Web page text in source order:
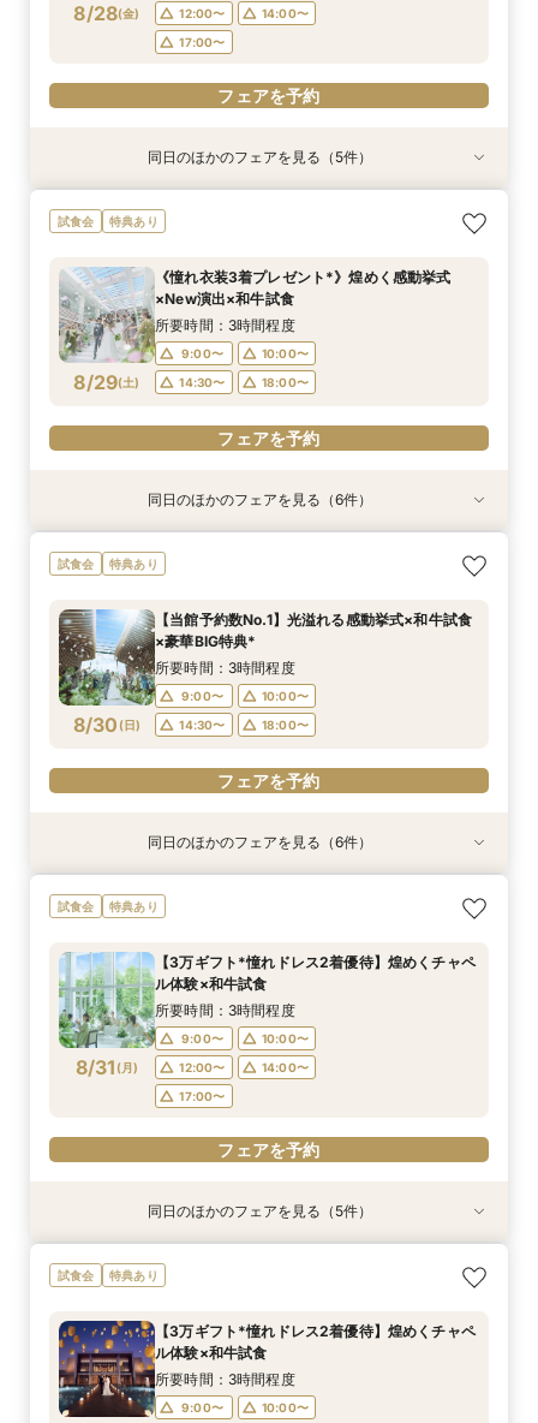
フェアを予約
フェアを予約
フェアを予約
フェアを予約
フェアを予約
8/28(金) 12:00〜
14:00〜
17:00〜
フェアを予約
特典あり
8/28(金)
【初めての見学がお得！】1stステップ相談会＆
試食×予算相談
9:00〜
10:00〜
12:00〜
14:00〜
17:00〜
特典あり
8/28(金)
【6名～30名の少人数婚】挙式＆会食Newプラ
ン誕生！無料試食付
9:00〜
10:00〜
12:00〜
14:00〜
17:00〜
特典あり
8/28(金)
【2件目以降に】ふたりの悩みを解消！3大プレ
花嫁体験付き相談会
9:00〜
10:00〜
12:00〜
14:00〜
17:00〜
8/28(金)
【遠方の方◎スマホで簡単！】オンラインで会場
案内＆相談会♪
9:00〜
10:00〜
12:00〜
16:00〜
18:00〜
8/28(金)
【気軽にサクッと90分♪】まるごと会場案内～お
見積り相談◎
9:00〜
10:00〜
12:00〜
14:00〜
17:00〜
同日のほかのフェアを見る（5件）
試食会 特典あり
8/29(土)
《憧れ衣装3着プレゼント*》煌めく感動挙式
×New演出×和牛試食
所要時間：3時間程度
9:00〜
10:00〜
14:30〜
18:00〜
フェアを予約
特典あり
8/29(土)
【6名～30名の少人数婚】挙式＆会食Newプラ
ン誕生！無料試食付
9:00〜
14:30〜
18:00〜
フェアを予約
特典あり
8/29(土)
【2件目以降に】ふたりの悩みを解消！3大プレ
花嫁体験付き相談会
9:00〜
14:30〜
18:00〜
フェアを予約
特典あり
8/29(土)
＼おもてなし重視／厳選和牛の食べ比べ×選べる
10大特典＊*
9:00〜
14:30〜
18:00〜
フェアを予約
特典あり
8/29(土)
【初めての見学がお得！】1stステップ相談会＆
試食×予算相談
9:00〜
14:30〜
18:00〜
フェアを予約
8/29(土)
【遠方の方◎スマホで簡単！】オンラインで会場
案内＆相談会♪
9:00〜
14:30〜
18:00〜
フェアを予約
8/29(土)
【気軽にサクッと90分♪】まるごと会場案内～お
見積り相談◎
9:00〜
14:30〜
18:00〜
フェアを予約
同日のほかのフェアを見る（6件）
試食会 特典あり
8/30 (日)
【当館予約数No.1】光溢れる感動挙式×和牛試食
×豪華BIG特典*
所要時間：3時間程度
9:00〜
10:00〜
14:30〜
18:00〜
フェアを予約
特典あり
8/30(日)
【6名～30名の少人数婚】挙式＆会食Newプラ
ン誕生！無料試食付
9:00〜
10:00〜
14:30〜
18:00〜
フェアを予約
特典あり
8/30(日)
【2件目以降に】ふたりの悩みを解消！3大プレ
花嫁体験付き相談会
9:00〜
10:00〜
14:30〜
18:00〜
フェアを予約
特典あり
8/30(日)
＼おもてなし重視／厳選和牛の食べ比べ×選べる
10大特典＊*
9:00〜
10:00〜
14:30〜
18:00〜
フェアを予約
特典あり
8/30(日)
【初めての見学がお得！】1stステップ相談会＆
試食×予算相談
9:00〜
10:00〜
14:30〜
18:00〜
フェアを予約
8/30(日)
【遠方の方◎スマホで簡単！】オンラインで会場
案内＆相談会♪
9:00〜
10:00〜
14:30〜
18:00〜
フェアを予約
8/30(日)
【気軽にサクッと90分♪】まるごと会場案内～お
見積り相談◎
9:00〜
10:00〜
14:30〜
18:00〜
フェアを予約
同日のほかのフェアを見る（6件）
試食会 特典あり
8/31 (月)
【3万ギフト*憧れドレス2着優待】煌めくチャペ
ル体験×和牛試食
所要時間：3時間程度
9:00〜
10:00〜
12:00〜
14:00〜
17:00〜
フェアを予約
特典あり
8/31(月)
【初めての見学がお得！】1stステップ相談会＆
試食×予算相談
9:00〜
10:00〜
12:00〜
14:00〜
17:00〜
特典あり
8/31(月)
【6名～30名の少人数婚】挙式＆会食Newプラ
ン誕生！無料試食付
9:00〜
10:00〜
12:00〜
14:00〜
17:00〜
特典あり
8/31(月)
【2件目以降に】ふたりの悩みを解消！3大プレ
花嫁体験付き相談会
9:00〜
10:00〜
12:00〜
14:00〜
17:00〜
8/31(月)
【遠方の方◎スマホで簡単！】オンラインで会場
案内＆相談会♪
9:00〜
10:00〜
12:00〜
16:00〜
18:00〜
8/31(月)
【気軽にサクッと90分♪】まるごと会場案内～お
見積り相談◎
9:00〜
10:00〜
12:00〜
14:00〜
17:00〜
同日のほかのフェアを見る（5件）
試食会 特典あり
【3万ギフト*憧れドレス2着優待】煌めくチャペ
ル体験×和牛試食
所要時間：3時間程度
9:00〜
10:00〜